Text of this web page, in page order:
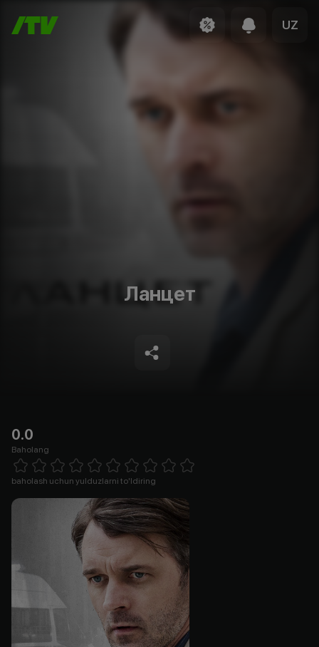
UZ
Ланцет
0.0
Baholang
1 Star 2 Stars 3 Stars 4 Stars5 Stars 6 Stars7 Stars8 Stars
baholash uchun yulduzlarni to'ldiring